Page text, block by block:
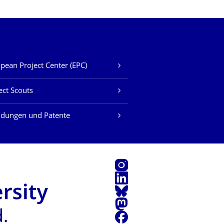
Project Center (EPC)
Scouts
und Patente
Instagram
LinkedIn
Bluesky
Mastodon
Facebook